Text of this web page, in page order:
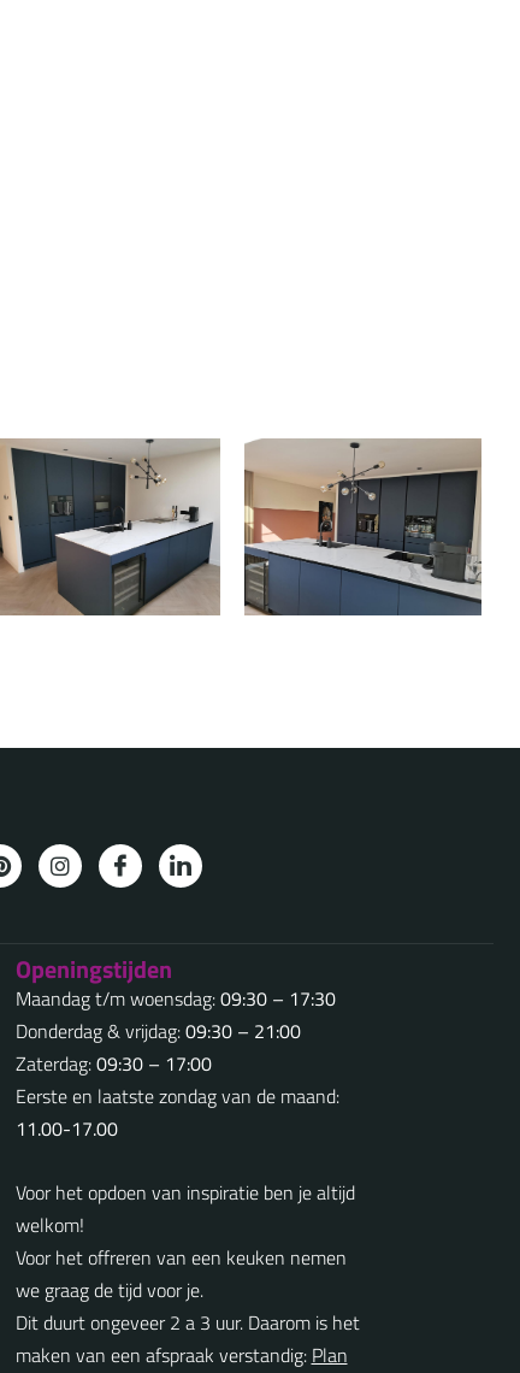
Openingstijden
Maandag t/m woensdag:09:30 – 17:30
Donderdag & vrijdag:09:30 – 21:00
Zaterdag:09:30 – 17:00
Eerste en laatste zondag van de maand:
11.00-17.00
Voor het opdoen van inspiratie ben je altijd
welkom!
Voor het offreren van een keuken nemen
we graag de tijd voor je.
Dit duurt ongeveer 2 a 3 uur. Daarom is het
maken van een afspraak verstandig: Plan